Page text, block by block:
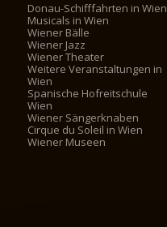
Donau-Schifffahrten in Wien
Musicals in Wien
Wiener Bälle
Wiener Jazz
Wiener Theater
Weitere Veranstaltungen in
Wien
Spanische Hofreitschule
Wien
Wiener Sängerknaben
Cirque du Soleil in Wien
Wiener Museen